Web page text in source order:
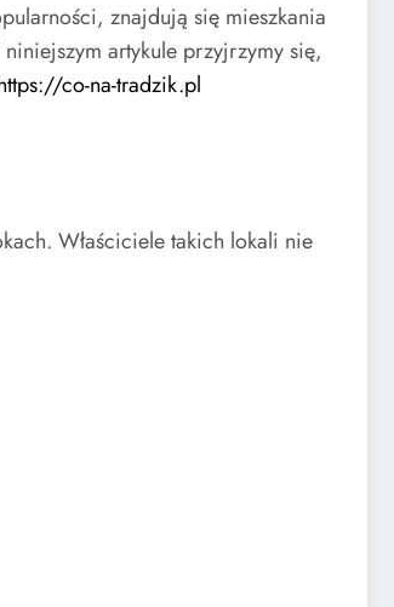
znajdują się mieszkania
artykule przyjrzymy się,
co-na-tradzik.pl
Właściciele takich lokali nie